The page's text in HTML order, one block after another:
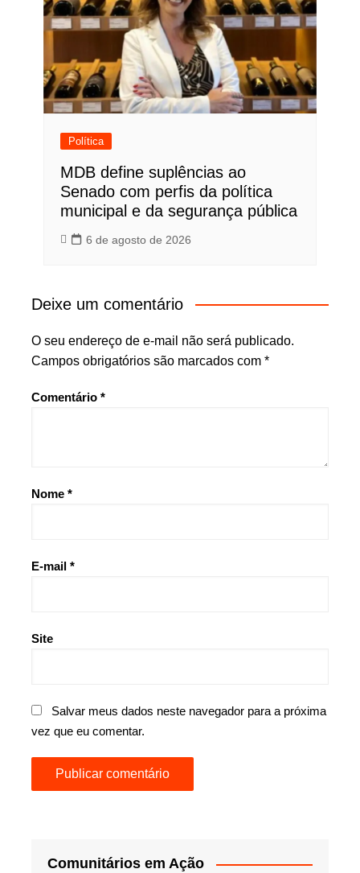
Política
MDB define suplências ao
Senado com perfis da política
municipal e da segurança pública
6 de agosto de 2026
Deixe um comentário
O seu endereço de e-mail não será publicado.
Campos obrigatórios são marcados com *
Comentário *
Nome *
E-mail *
Site
Salvar meus dados neste navegador para a próxima
vez que eu comentar.
Comunitários em Ação